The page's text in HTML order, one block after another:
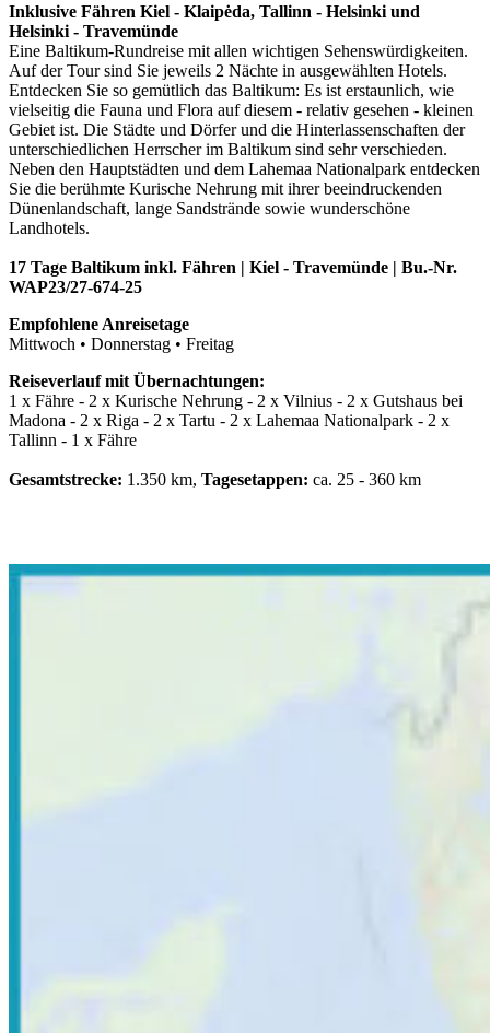
Inklusive Fähren Kiel - Klaipėda, Tallinn - Helsinki und
Helsinki - Travemünde
Eine Baltikum-Rundreise mit allen wichtigen Sehenswürdigkeiten.
Auf der Tour sind Sie jeweils 2 Nächte in ausgewählten Hotels.
Entdecken Sie so gemütlich das Baltikum: Es ist erstaunlich, wie
vielseitig die Fauna und Flora auf diesem - relativ gesehen - kleinen
Gebiet ist. Die Städte und Dörfer und die Hinterlassenschaften der
unterschiedlichen Herrscher im Baltikum sind sehr verschieden.
Neben den Hauptstädten und dem Lahemaa Nationalpark entdecken
Sie die berühmte Kurische Nehrung mit ihrer beeindruckenden
Dünenlandschaft, lange Sandstrände sowie wunderschöne
Landhotels.
17 Tage Baltikum inkl. Fähren | Kiel - Travemünde | Bu.-Nr.
WAP23/27-674-25
Empfohlene Anreisetage
Mittwoch • Donnerstag • Freitag
Reiseverlauf mit Übernachtungen:
1 x Fähre - 2 x Kurische Nehrung - 2 x Vilnius - 2 x Gutshaus bei
Madona - 2 x Riga - 2 x Tartu - 2 x Lahemaa Nationalpark - 2 x
Tallinn - 1 x Fähre
Gesamtstrecke: 1.350 km, Tagesetappen: ca. 25 - 360 km